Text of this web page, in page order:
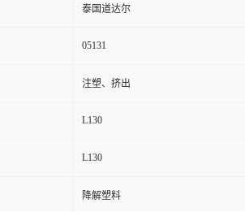
泰国道达尔
05131
注塑、挤出
L130
L130
降解塑料